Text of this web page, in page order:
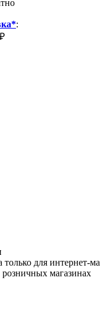
:
только для интернет-
розничных магазинах